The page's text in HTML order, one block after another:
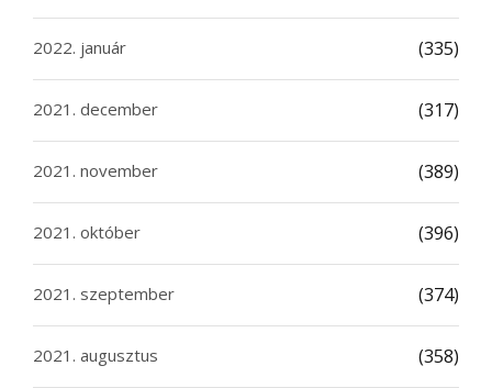
2022. január (335)
2021. december (317)
2021. november (389)
2021. október (396)
2021. szeptember (374)
2021. augusztus (358)